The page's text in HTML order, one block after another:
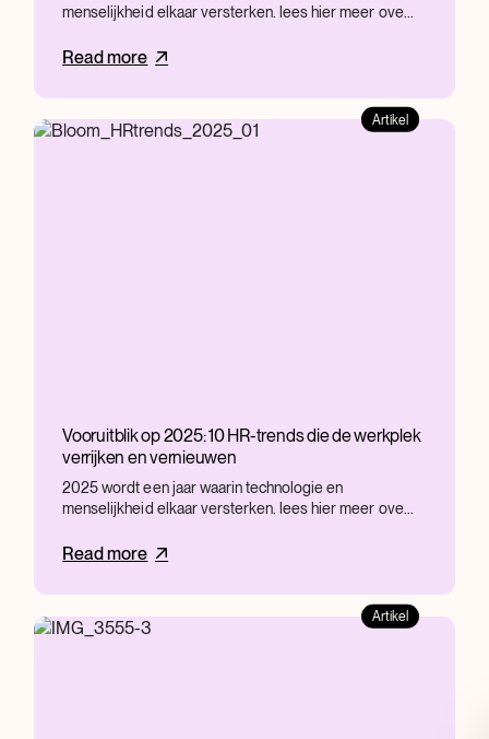
menselijkheid elkaar versterken. lees hier meer ove...
Read more
Artikel
Vooruitblik op 2025: 10 HR-trends die de werkplek
verrijken en vernieuwen
2025 wordt een jaar waarin technologie en
menselijkheid elkaar versterken. lees hier meer ove...
Read more
Artikel